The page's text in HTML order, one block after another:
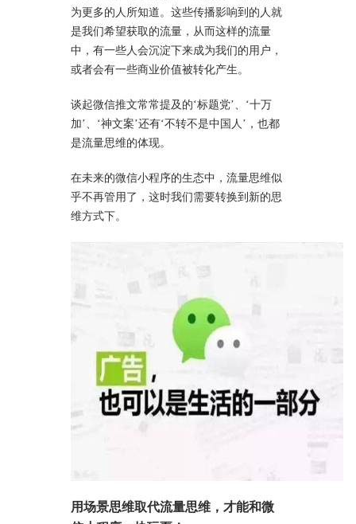
为更多的人所知道。这些传播影响到的人就
是我们希望获取的流量，从而这样的流量
中，有一些人会沉淀下来成为我们的用户，
或者会有一些商业价值被转化产生。
谈起微信推文常常提及的‘标题党’、‘十万
加’、‘神文案’还有‘不转不是中国人’，也都
是流量思维的体现。
在未来的微信小程序的生态中，流量思维似
乎不再管用了，这时我们需要转换到新的思
维方式下。
用场景思维取代流量思维，才能和微